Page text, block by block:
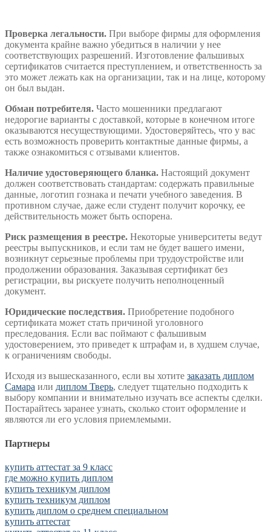
Проверка легальности. При выборе фирмы для оформления
документа крайне важно убедиться в наличии у нее
соответствующих разрешений. Изготовление фальшивых
сертификатов считается преступлением, и ответственность за
это может лежать как на организации, так и на лице, которому
он был выдан.
Обман потребителя. Часто мошенники предлагают
недорогие варианты с доставкой, которые в конечном итоге
оказываются несуществующими. Удостоверяйтесь, что у вас
есть возможность проверить контактные данные фирмы, а
также ознакомиться с отзывами клиентов.
Наличие удостоверяющего бланка. Настоящий документ
должен соответствовать стандартам: содержать правильные
данные, логотип гознака и печати учебного заведения. В
противном случае, даже если студент получит корочку, ее
действительность может быть оспорена.
Риск размещения в реестре. Некоторые университеты ведут
реестры выпускников, и если там не будет вашего имени,
возникнут серьезные проблемы при трудоустройстве или
продолжении образования. Заказывая сертификат без
регистрации, вы рискуете получить неполноценный
документ.
Юридические последствия. Приобретение подобного
сертификата может стать причиной уголовного
преследования. Если вас поймают с фальшивым
удостоверением, это приведет к штрафам и, в худшем случае,
к ограничениям свободы.
Исходя из вышесказанного, если вы хотите заказать диплом
Самара или диплом Тверь, следует тщательно подходить к
выбору компании и внимательно изучать все аспекты сделки.
Постарайтесь заранее узнать, сколько стоит оформление и
являются ли его условия приемлемыми.
Партнеры
купить аттестат за 9 класс
где можно купить диплом
купить техникум диплом
купить техникум диплом
купить диплом о среднем специальном
купить аттестат